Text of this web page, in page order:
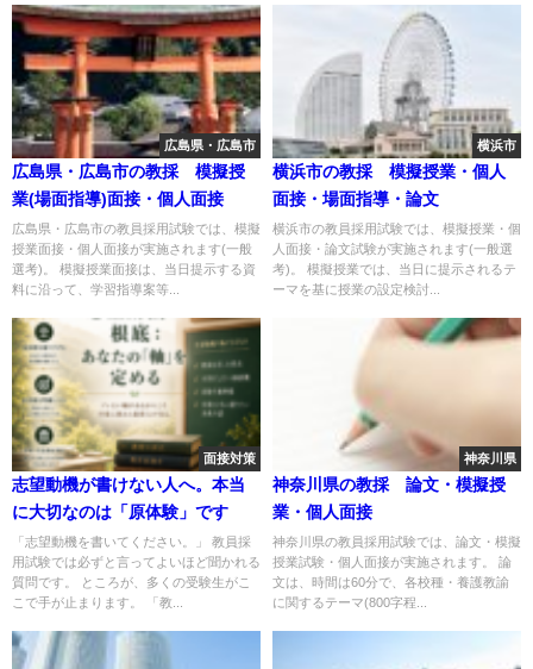
広島県・広島市
広島県・広島市の教採 模擬授
業(場面指導)面接・個人面接
広島県・広島市の教員採用試験では、模擬
授業面接・個人面接が実施されます(一般
選考)。 模擬授業面接は、当日提示する資
料に沿って、学習指導案等...
横浜市
横浜市の教採 模擬授業・個人
面接・場面指導・論文
横浜市の教員採用試験では、模擬授業・個
人面接・論文試験が実施されます(一般選
考)。 模擬授業では、当日に提示されるテ
ーマを基に授業の設定検討...
面接対策
志望動機が書けない人へ。本当
に大切なのは「原体験」です
「志望動機を書いてください。」 教員採
用試験では必ずと言ってよいほど聞かれる
質問です。 ところが、多くの受験生がこ
こで手が止まります。 「教...
神奈川県
神奈川県の教採 論文・模擬授
業・個人面接
神奈川県の教員採用試験では、論文・模擬
授業試験・個人面接が実施されます。 論
文は、時間は60分で、各校種・養護教諭
に関するテーマ(800字程...